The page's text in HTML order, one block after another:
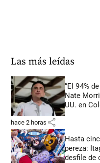
Las más leídas
“El 94%
Nate
UU. en
hace 2 horas share
Hasta
pereza:
desfile de